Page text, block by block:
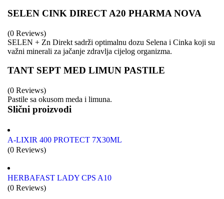
SELEN CINK DIRECT A20 PHARMA NOVA
(0 Reviews)
SELEN + Zn Direkt sadrži optimalnu dozu Selena i Cinka koji su
važni minerali za jačanje zdravlja cijelog organizma.
TANT SEPT MED LIMUN PASTILE
(0 Reviews)
Pastile sa okusom meda i limuna.
Slični proizvodi
A-LIXIR 400 PROTECT 7X30ML
(0 Reviews)
HERBAFAST LADY CPS A10
(0 Reviews)